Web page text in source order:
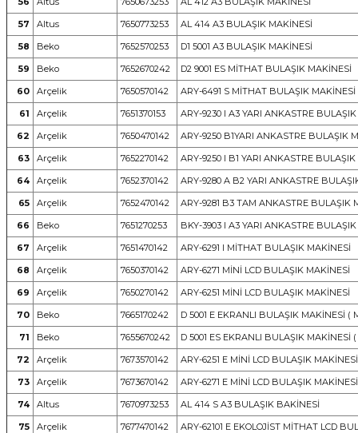
57
Altus 7650773253
AL 414 A3 BULAŞIK MAKİNESİ
58
Beko 7652570253
D1 5001 A3 BULAŞIK MAKİNESİ
59
Beko 7652670242
D2 9001 ES MİTHAT BULAŞIK MAKİNESİ
60
Arçelik 7650570142
ARY-6491 S MİTHAT BULAŞIK MAKİNESİ
61
Arçelik 7651370153
ARY-9230 I A3 YARI ANKASTRE
62
Arçelik 7650470142
ARY-9250 B1YARI ANKASTRE BULAŞIK
63
Arçelik 7652270142
ARY-9250 I B1 YARI ANKASTRE
64
Arçelik 7652370142
ARY-9280 A B2 YARI ANKASTRE
65
Arçelik 7652470142
ARY-9281 B3 TAM ANKASTRE BULAŞIK
66
Beko 7651270253
BKY-3903 I A3 YARI ANKASTRE
67
Arçelik 7651470142
ARY-6291 I MİTHAT BULAŞIK MAKİNESİ
68
Arçelik 7650370142
ARY-6271 MİNİ LCD BULAŞIK MAKİNESİ
69
Arçelik 7650270142
ARY-6251 MİNİ LCD BULAŞIK MAKİNESİ
70
Beko 7665170242
D 5001 E EKRANLI BULAŞIK MAKİNESİ (
71
Beko 7655670242
D 5001 ES EKRANLI BULAŞIK MAKİNESİ
72
Arçelik 7673570142
ARY-6251 E MİNİ LCD BULAŞIK MAKİNESİ
73
Arçelik 7673670142
ARY-6271 E MİNİ LCD BULAŞIK MAKİNESİ
74
Altus 7670973253
AL 414 S A3 BULAŞIK BAKİNESİ
75
Arçelik 7677470142
ARY-62101 E EKOLOJİST MİTHAT LCD